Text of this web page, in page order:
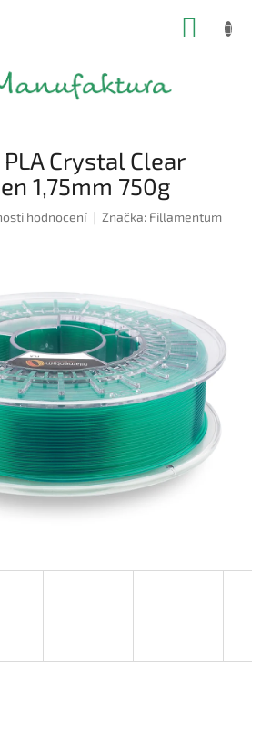
Crystal Clear
1,75mm 750g
hodnocení Značka: Fillamentum